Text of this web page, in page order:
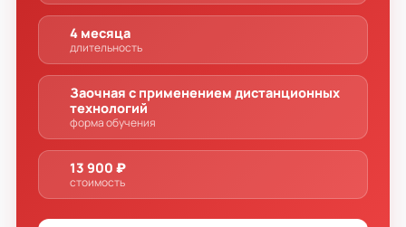
4 месяца
длительность
Заочная с применением дистанционных
технологий
форма обучения
13 900 ₽
стоимость